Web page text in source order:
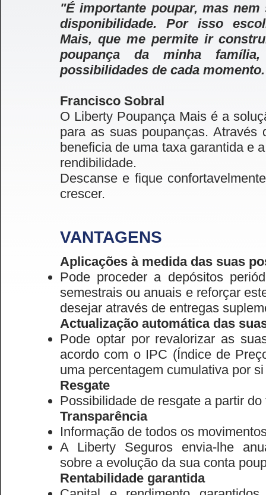
"É importante poupar, mas
disponibilidade. Por isso
Mais, que me permite ir
poupança da minha
possibilidades de cada
Francisco Sobral
O Liberty Poupança Mais é a
para as suas poupanças. Através
beneficia de uma taxa garantida e
rendibilidade.
Descanse e fique
crescer.
VANTAGENS
Aplicações à medida das suas
Pode proceder a depósitos
semestrais ou anuais e reforçar
desejar através de entregas
Actualização automática das
Pode optar por revalorizar as
acordo com o IPC (Índice de
uma percentagem cumulativa por
Resgate
Possibilidade de resgate a partir do
Transparência
Informação de todos os
A Liberty Seguros envia-lhe
sobre a evolução da sua conta
Rentabilidade garantida